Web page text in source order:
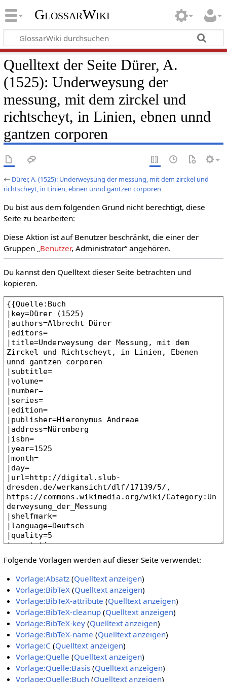
GlossarWiki
Quelltext der Seite Dürer, A.
(1525): Underweysung der
messung, mit dem zirckel und
richtscheyt, in Linien, ebnen unnd
gantzen corporen
← Dürer, A. (1525): Underweysung der messung, mit dem zirckel und
richtscheyt, in Linien, ebnen unnd gantzen corporen
Du bist aus dem folgenden Grund nicht berechtigt, diese
Seite zu bearbeiten:
Diese Aktion ist auf Benutzer beschränkt, die einer der
Gruppen „Benutzer, Administrator“ angehören.
Du kannst den Quelltext dieser Seite betrachten und
kopieren.
Folgende Vorlagen werden auf dieser Seite verwendet:
Vorlage:Absatz (Quelltext anzeigen)
Vorlage:BibTeX (Quelltext anzeigen)
Vorlage:BibTeX-attribute (Quelltext anzeigen)
Vorlage:BibTeX-cleanup (Quelltext anzeigen)
Vorlage:BibTeX-key (Quelltext anzeigen)
Vorlage:BibTeX-name (Quelltext anzeigen)
Vorlage:C (Quelltext anzeigen)
Vorlage:Quelle (Quelltext anzeigen)
Vorlage:Quelle:Basis (Quelltext anzeigen)
Vorlage:Quelle:Buch (Quelltext anzeigen)